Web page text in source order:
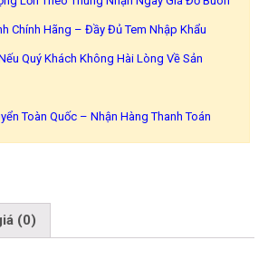
Chính Hãng – Đầy Đủ Tem Nhập Khẩu
Quý Khách Không Hài Lòng Về Sản
Toàn Quốc – Nhận Hàng Thanh Toán
(0)